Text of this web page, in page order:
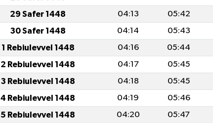
29 Safer 1448 04:13 05:42
30 Safer 1448 04:14 05:43
1 Rebiulevvel 1448 04:16 05:44
2 Rebiulevvel 1448 04:17 05:45
3 Rebiulevvel 1448 04:18 05:45
4 Rebiulevvel 1448 04:19 05:46
5 Rebiulevvel 1448 04:20 05:47